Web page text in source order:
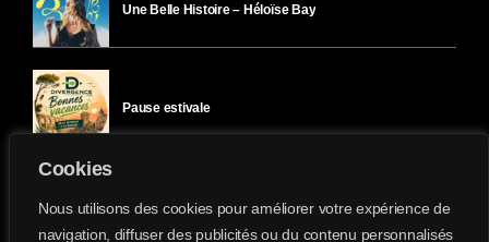
Cookies
Nous utilisons des cookies pour améliorer votre expérience de
navigation, diffuser des publicités ou du contenu personnalisés
Une Belle Histoire – Héloïse Bay
Pause estivale